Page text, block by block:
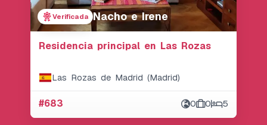
Verificada Nacho e Irene
Residencia principal en Las Rozas
Las Rozas de Madrid (Madrid)
#683 0 0 5